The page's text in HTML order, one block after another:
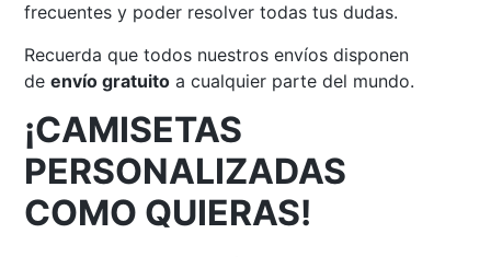
frecuentes y poder resolver todas tus dudas.
Recuerda que todos nuestros envíos disponen
deenvío gratuito a cualquier parte del mundo.
¡CAMISETAS
PERSONALIZADAS
COMO QUIERAS!